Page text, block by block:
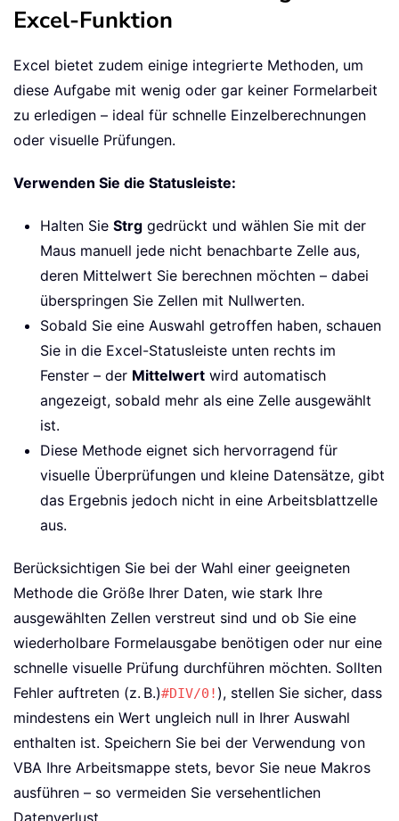
Excel-Funktion
Excel bietet zudem einige integrierte Methoden, um
diese Aufgabe mit wenig oder gar keiner Formelarbeit
zu erledigen – ideal für schnelle Einzelberechnungen
oder visuelle Prüfungen.
Verwenden Sie die Statusleiste:
Halten Sie Strg gedrückt und wählen Sie mit der
Maus manuell jede nicht benachbarte Zelle aus,
deren Mittelwert Sie berechnen möchten – dabei
überspringen Sie Zellen mit Nullwerten.
Sobald Sie eine Auswahl getroffen haben, schauen
Sie in die Excel-Statusleiste unten rechts im
Fenster – der Mittelwert wird automatisch
angezeigt, sobald mehr als eine Zelle ausgewählt
ist.
Diese Methode eignet sich hervorragend für
visuelle Überprüfungen und kleine Datensätze, gibt
das Ergebnis jedoch nicht in eine Arbeitsblattzelle
aus.
Berücksichtigen Sie bei der Wahl einer geeigneten
Methode die Größe Ihrer Daten, wie stark Ihre
ausgewählten Zellen verstreut sind und ob Sie eine
wiederholbare Formelausgabe benötigen oder nur eine
schnelle visuelle Prüfung durchführen möchten. Sollten
Fehler auftreten (z. B.)#DIV/0! ), stellen Sie sicher, dass
mindestens ein Wert ungleich null in Ihrer Auswahl
enthalten ist. Speichern Sie bei der Verwendung von
VBA Ihre Arbeitsmappe stets, bevor Sie neue Makros
ausführen – so vermeiden Sie versehentlichen